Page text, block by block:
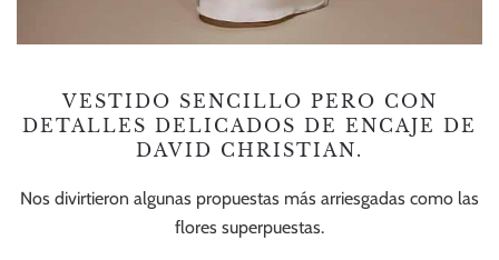
VESTIDO SENCILLO PERO CON
DETALLES DELICADOS DE ENCAJE DE
DAVID CHRISTIAN.
Nos divirtieron algunas propuestas más arriesgadas como las
flores superpuestas.